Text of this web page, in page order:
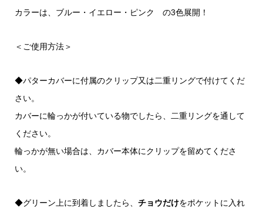
カラーは、ブルー・イエロー・ピンク の3色展開！
＜ご使用方法＞
◆パターカバーに付属のクリップ又は二重リングで付けてくだ
さい。
カバーに輪っかが付いている物でしたら、二重リングを通して
ください。
輪っかが無い場合は、カバー本体にクリップを留めてくださ
い。
◆グリーン上に到着しましたら、 チョウだけをポケットに入れ